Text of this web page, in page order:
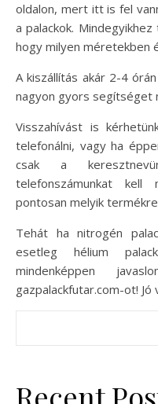
oldalon, mert itt is fel
a palackok.
hogy milyen méretekben
A kiszállítás akár 2-4
nagyon gyors segítséget
Visszahívást is
telefonálni, vagy ha
csak a
telefonszámunkat
pontosan melyik termékre
Tehát ha nitrogén
esetleg hélium
mindenképpen
gazpalackfutar.com-ot! Jó
Recent